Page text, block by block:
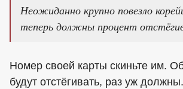
Неожиданно крупно повезло
теперь должны процент
Номер своей карты скиньте им.
будут отстëгивать, раз уж